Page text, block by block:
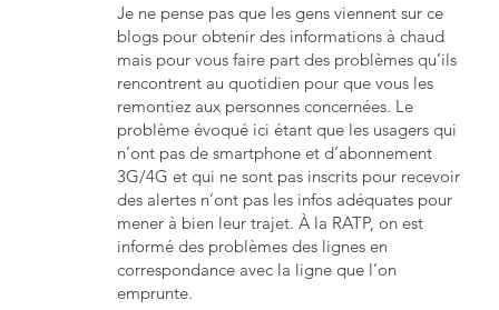
Je ne pense pas que les gens viennent sur ce
blogs pour obtenir des informations à chaud
mais pour vous faire part des problèmes qu’ils
rencontrent au quotidien pour que vous les
remontiez aux personnes concernées. Le
problème évoqué ici étant que les usagers qui
n’ont pas de smartphone et d’abonnement
3G/4G et qui ne sont pas inscrits pour recevoir
des alertes n’ont pas les infos adéquates pour
mener à bien leur trajet. À la RATP, on est
informé des problèmes des lignes en
correspondance avec la ligne que l’on
emprunte.